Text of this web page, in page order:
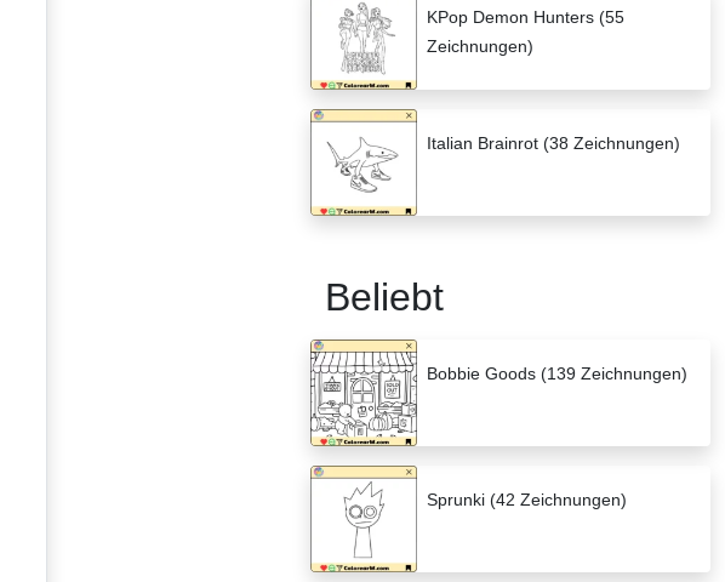
KPop Demon Hunters (55
Zeichnungen)
Italian Brainrot (38 Zeichnungen)
Beliebt
Bobbie Goods (139 Zeichnungen)
Sprunki (42 Zeichnungen)